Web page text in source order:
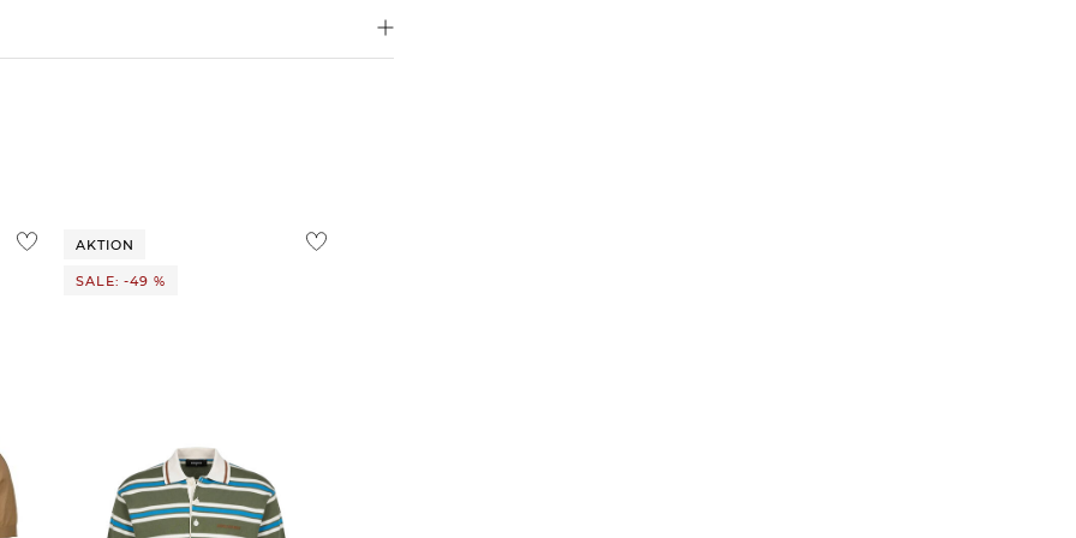
Ausland findest du
AKTION
SALE: -49 %